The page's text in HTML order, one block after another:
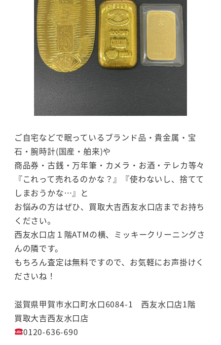
ご自宅などで眠っているブランド品・貴金属・宝
石・腕時計(国産・舶来)や
商品券・古銭・万年筆・カメラ・お酒・テレカ等々
『これって売れるのかな？』『使わないし、捨てて
しまおうかな…』と
お悩みの方はぜひ、買取大吉西友水口店までお持ち
ください。
西友水口店１階ATMの横、ミッキークリーニングさ
んの隣です。
もちろん査定は無料ですので、お気軽にお声掛けく
ださいね！
滋賀県甲賀市水口町水口6084-1 西友水口店1階
買取大吉西友水口店
0120-636-690